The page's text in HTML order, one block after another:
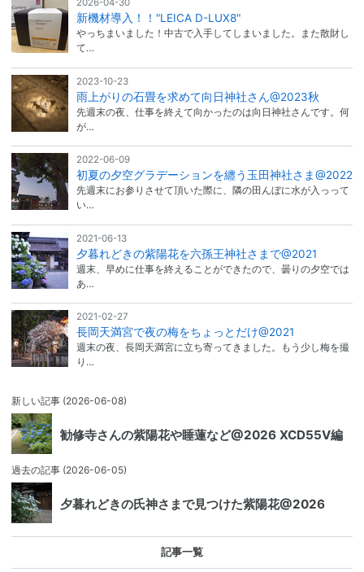
2026-04-30
新機材導入！！"LEICA D-LUX8"
やっちまいました！中古で入手してしまいました。また散財し
て…
2023-10-23
雨上がりの石畳を求めて向日神社さん@2023秋
先週末の夜、仕事を終えて向かったのは向日神社さんです。何
が…
2022-06-09
初夏の夕空グラデーションを纏う玉田神社さま@2022
先週末にお参りさせて頂いた際に、隣の田んぼに水が入っって
い…
2021-06-13
夕暮れどきの紫陽花を六孫王神社さまで@2021
週末、早めに仕事を終えることができたので、曇りの夕空では
あ…
2021-02-27
長岡天満宮で夜の梅をちょっとだけ@2021
週末の夜、長岡天満宮に立ち寄ってきました。もう少し梅を撮
り…
新しい記事 (2026-06-08)
勧修寺さんの紫陽花や睡蓮など@2026 XCD55V編
過去の記事 (2026-06-05)
夕暮れどきの氏神さまで見つけた紫陽花@2026
記事一覧